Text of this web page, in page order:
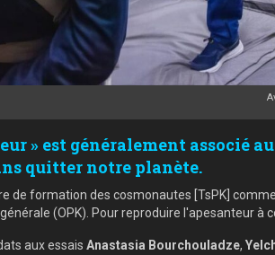
» est généralement associé
quitter notre planète.
de formation des cosmonautes [TsPK]
(OPK). Pour reproduire l'apesanteur
aux essais Anastasia Bourchouladze,